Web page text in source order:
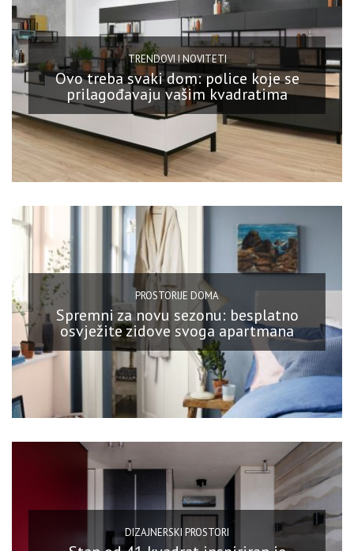
TRENDOVI I NOVITETI
Ovo treba svaki dom: police koje se
prilagođavaju vašim kvadratima
PROSTORIJE DOMA
Spremni za novu sezonu: besplatno
osvježite zidove svoga apartmana
DIZAJNERSKI PROSTORI